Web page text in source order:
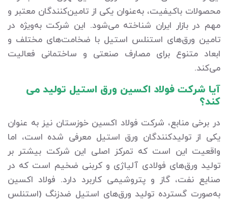
محصولات باکیفیت، به‌عنوان یکی از تامین‌کنندگان معتبر و
مهم در بازار ایران شناخته می‌شود. این شرکت به‌ویژه در
تامین ورق‌های استنلس استیل با ضخامت‌های مختلف و
ابعاد متنوع برای مصارف صنعتی و ساختمانی فعالیت
می‌کند.
آیا شرکت فولاد اکسین ورق استیل تولید می
کند؟
در برخی منابع، شرکت فولاد اکسین خوزستان نیز به عنوان
یکی از تولیدکنندگان ورق استیل معرفی شده است، اما
واقعیت این است که تمرکز اصلی این شرکت بیشتر بر
تولید ورق‌های فولادی آلیاژی و کربنی ضخیم است که در
صنایع نفت، گاز و پتروشیمی کاربرد دارد. فولاد اکسین
به‌صورت گسترده تولید ورق‌های استیل ضدزنگ (استنلس